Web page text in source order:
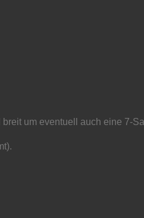
um eventuell auch eine 7-